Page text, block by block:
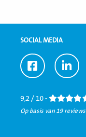
SOCIAL MEDIA
Ga
naar
Ga
naar
9,2 / 10 -
Op basis van 19 reviews